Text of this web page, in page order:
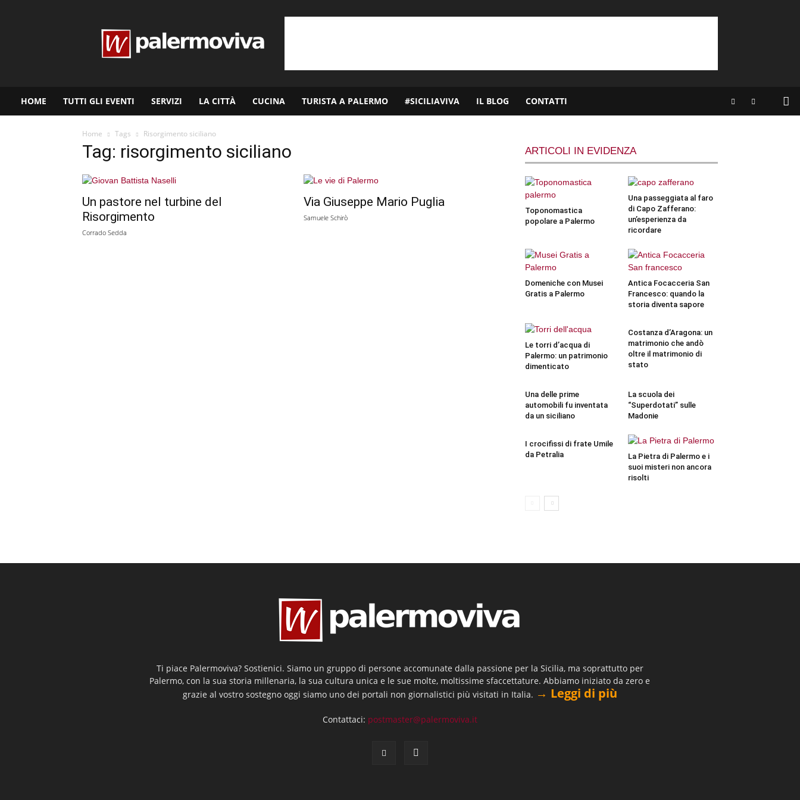
HOME TUTTI GLI EVENTI SERVIZI LA CITTÀ CUCINA TURISTA A PALERMO #SICILIAVIVA IL BLOG CONTATTI
Home Tags Risorgimento siciliano
Tag: risorgimento siciliano
Un pastore nel turbine del
Risorgimento
Corrado Sedda
Via Giuseppe Mario Puglia
Samuele Schirò
ARTICOLI IN EVIDENZA
Toponomastica
popolare a Palermo
Una passeggiata al faro
di Capo Zafferano:
un’esperienza da
ricordare
Domeniche con Musei
Gratis a Palermo
Antica Focacceria San
Francesco: quando la
storia diventa sapore
Le torri d’acqua di
Palermo: un patrimonio
dimenticato
Costanza d’Aragona: un
matrimonio che andò
oltre il matrimonio di
stato
Una delle prime
automobili fu inventata
da un siciliano
La scuola dei
“Superdotati” sulle
Madonie
I crocifissi di frate Umile
da Petralia
La Pietra di Palermo e i
suoi misteri non ancora
risolti
Ti piace Palermoviva? Sostienici. Siamo un gruppo di persone accomunate dalla passione per la Sicilia, ma soprattutto per
Palermo, con la sua storia millenaria, la sua cultura unica e le sue molte, moltissime sfaccettature. Abbiamo iniziato da zero e
grazie al vostro sostegno oggi siamo uno dei portali non giornalistici più visitati in Italia. → Leggi di più
Contattaci: postmaster@palermoviva.it